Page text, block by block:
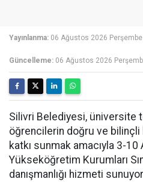
Yayınlanma: 06 Ağustos 2026
Güncelleme: 06 Ağustos 2026
Silivri Belediyesi, üniversite
öğrencilerin doğru ve bilinçli
katkı sunmak amacıyla 3-
Yükseköğretim Kurumları
danışmanlığı hizmeti